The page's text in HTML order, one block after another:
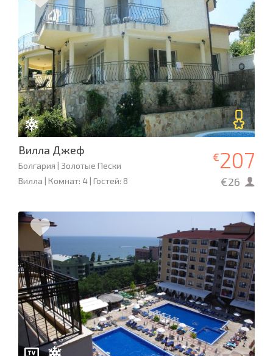
Вилла Джеф
Болгария | Золотые Пески
Вилла | Комнат: 4 | Гостей: 8
€207
€26